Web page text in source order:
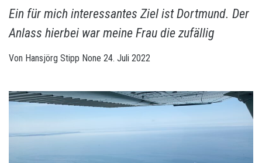
Ein für mich interessantes Ziel ist Dortmund. Der
Anlass hierbei war meine Frau die zufällig
Von Hansjörg Stipp None 24. Juli 2022